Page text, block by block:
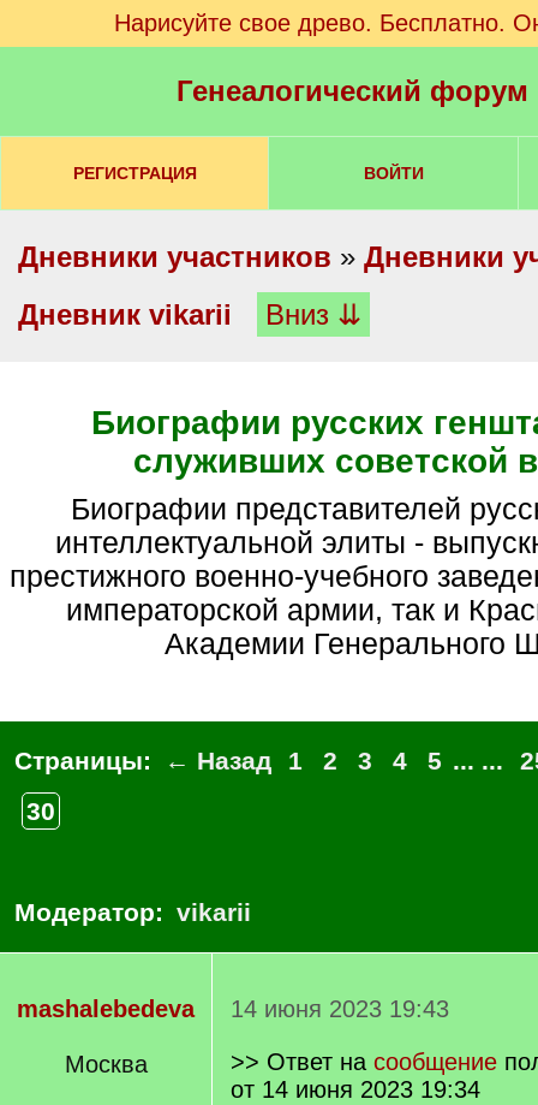
Нарисуйте свое древо. Бесплатно.
Генеалогический
РЕГИСТРАЦИЯ ВОЙТИ
Дневники участников » Дневники
Дневник vikarii
Вниз ⇊
Биографии русских
служивших советской
Биографии представителей русской военно-
интеллектуальной элиты -
престижного военно-учебного
императорской армии, так и
Академии Генерального
Страницы: ← Назад 1 2 3 4 5 ... ...
30
Модератор: vikarii
mashalebedeva
Москва
14 июня 2023 19:43
>> Ответ на сообщение
от 14 июня 2023 19:34